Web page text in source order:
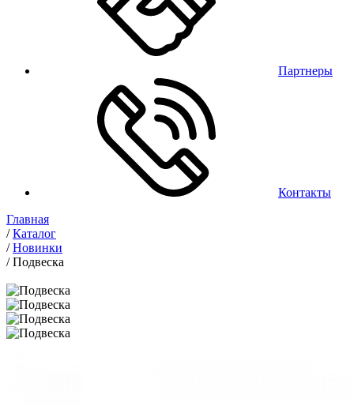
Партнеры
Контакты
Главная
/Каталог
/Новинки
/Подвеска